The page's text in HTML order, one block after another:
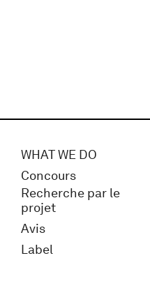
WHAT WE DO
Concours
Recherche par le
projet
Avis
Label